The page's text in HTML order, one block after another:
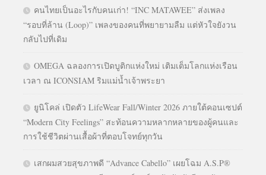
คนไทยเป็นอะไรกับคนเก่า! “INC MATAWEE” ส่งเพลง
“รอบที่ล้าน (Loop)” เพลงของคนที่พยายามลืม แต่หัวใจยังวน
กลับไปที่เดิม
OMEGA ฉลองการเปิดบูติกแห่งใหม่ เติมเต็มโลกแห่งเรือน
เวลา ณ ICONSIAM ริมแม่น้ำเจ้าพระยา
ยูนิโคล่ เปิดตัว LifeWear Fall/Winter 2026 ภายใต้คอนเซปต์
“Modern City Feelings” สะท้อนความหลากหลายของผู้คนและ
การใช้ชีวิตผ่านเสื้อผ้าที่ตอบโจทย์ทุกวัน
เสกผมสวยสุขภาพดี “Advance Cabello” เผยโฉม A.S.P®